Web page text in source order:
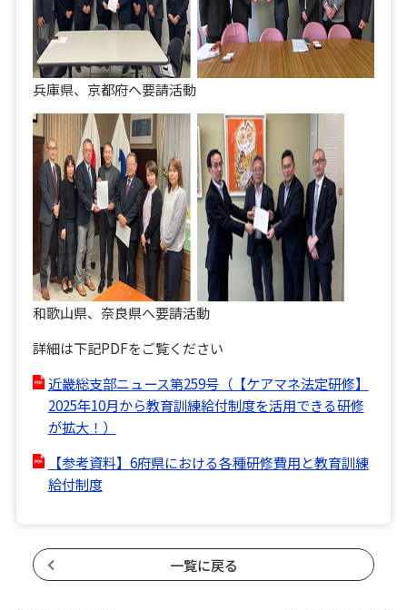
兵庫県、京都府へ要請活動
和歌山県、奈良県へ要請活動
詳細は下記PDFをご覧ください
近畿総支部ニュース第259号（【ケアマネ法定研修】
2025年10月から教育訓練給付制度を活用できる研修
が拡大！）
【参考資料】6府県における各種研修費用と教育訓練
給付制度
一覧に戻る